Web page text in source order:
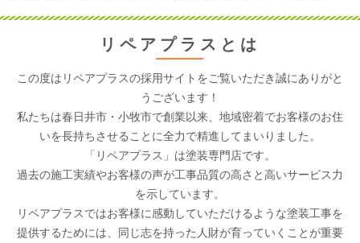
リペアプラスとは
この度はリペアプラスの採用サイトをご覧いただき誠にありがと
うございます！
私たちは春日井市・小牧市で創業以来、地域密着でお客様のお住
いを長持ちさせることに全力で精進してまいりました。
「リペアプラス」は塗装専門店です。
過去の施工実績やお客様の声が工事品質の高さと高いサービス力
を示しています。
リペアプラスではお客様に感動していただけるような塗装工事を
提供するためには、同じ志を持った人財が育っていくことが重要